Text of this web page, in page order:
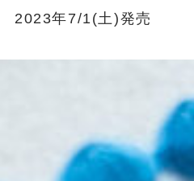
2023年7/1(土)発売